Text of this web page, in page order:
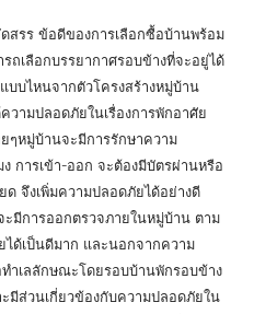
สรร ข้อดีของการเลือกซื้อบ้านพร้อม
ถเลือกบรรยากาศรอบข้างที่จะอยู่ได้
บบไหนจากตัวโครงสร้างหมู่บ้าน
ามปลอดภัยในเรื่องการพักอาศัย
ๆหมู่บ้านจะมีการรักษาความ
การเข้า-ออก จะต้องมีบัตรผ่านหรือ
ด จึงเพิ่มความปลอดภัยได้อย่างดี
มีการออกตรวจภายในหมู่บ้าน ตาม
ได้เป็นดีมาก และนอกจากความ
ำเลลักษณะโดยรอบบ้านพักรอบข้าง
มีส่วนเกี่ยวข้องกับความปลอดภัยใน